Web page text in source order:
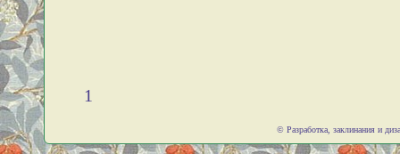
1
© Разработка, заклинания и